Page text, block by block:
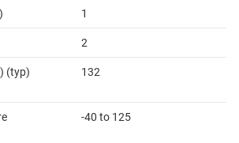
1
2
(typ)
132
-40 to 125